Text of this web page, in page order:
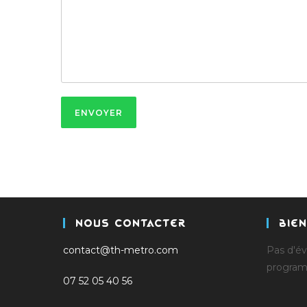
ENVOYER
Nous Contacter
contact@th-metro.com
07 52 05 40 56
Pas